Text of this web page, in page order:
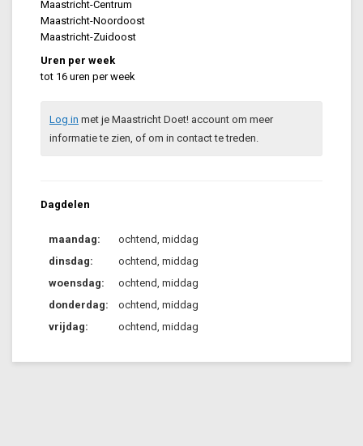
Maastricht-Centrum
Maastricht-Noordoost
Maastricht-Zuidoost
Uren per week
tot 16 uren per week
Log in met je Maastricht Doet! account om meer
informatie te zien, of om in contact te treden.
Dagdelen
maandag:
ochtend, middag
dinsdag:
ochtend, middag
woensdag:
ochtend, middag
donderdag:
ochtend, middag
vrijdag:
ochtend, middag